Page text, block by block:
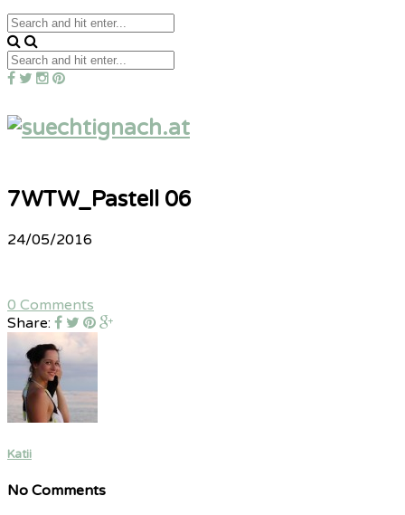
7WTW_Pastell 06
24/05/2016
0 Comments
Share:
Katii
No Comments